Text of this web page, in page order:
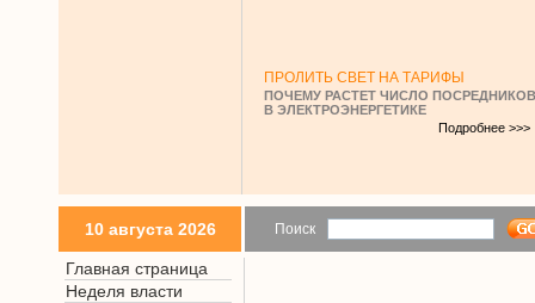
ПРОЛИТЬ СВЕТ НА ТАРИФЫ
ПОЧЕМУ РАСТЕТ ЧИСЛО ПОСРЕДНИКОВ
В ЭЛЕКТРОЭНЕРГЕТИКЕ
Подробнее >>>
10 августа 2026 Поиск
Главная страница
Неделя власти